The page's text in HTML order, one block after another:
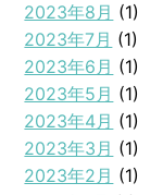
2023年8月 (1)
2023年7月 (1)
2023年6月 (1)
2023年5月 (1)
2023年4月 (1)
2023年3月 (1)
2023年2月 (1)